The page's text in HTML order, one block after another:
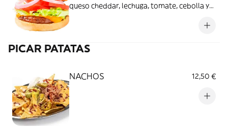
queso cheddar, lechuga, tomate, cebolla y
PICAR PATATAS
NACHOS 12,50 €